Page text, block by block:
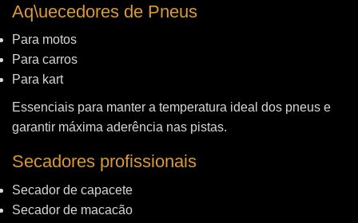
Aq\uecedores de Pneus
Para motos
Para carros
Para kart
Essenciais para manter a temperatura ideal dos pneus e
garantir máxima aderência nas pistas.
Secadores profissionais
Secador de capacete
Secador de macacão